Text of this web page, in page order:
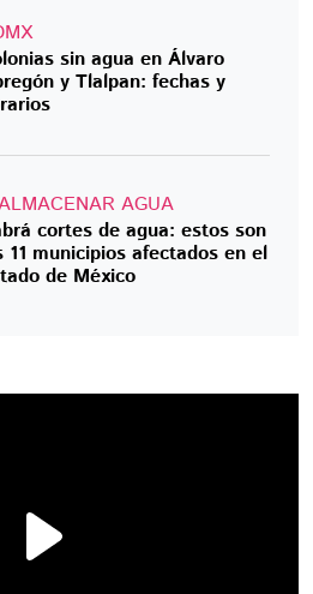
sin agua en Álvaro
y Tlalpan: fechas y
AGUA
cortes de agua: estos son
11 municipios afectados en el
de México